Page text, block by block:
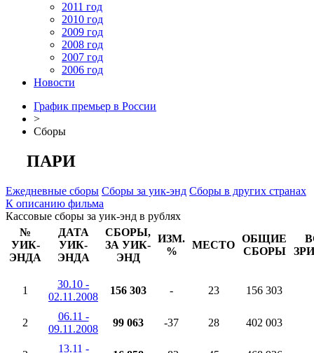
2011 год
2010 год
2009 год
2008 год
2007 год
2006 год
Новости
График премьер в России
>
Сборы
ПАРИ
Ежедневные сборы Сборы за уик-энд Сборы в других странах
К описанию фильма
Кассовые сборы за уик-энд в рублях
№
УИК-
ЭНДА
ДАТА
УИК-
ЭНДА
СБОРЫ,
ЗА УИК-
ЭНД
ИЗМ.
%
МЕСТО
ОБЩИЕ
СБОРЫ
1
30.10 -
02.11.2008
156 303 - 23 156 303
2
06.11 -
09.11.2008
99 063 -37 28 402 003
13.11 -